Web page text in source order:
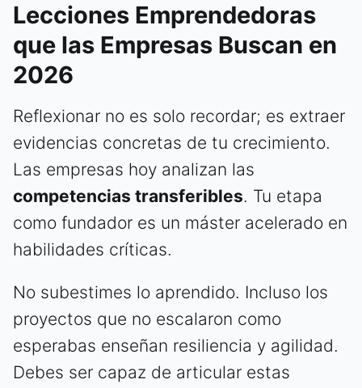
Lecciones Emprendedoras
que las Empresas Buscan en
2026
Reflexionar no es solo recordar; es extraer
evidencias concretas de tu crecimiento.
Las empresas hoy analizan las
competencias transferibles. Tu etapa
como fundador es un máster acelerado en
habilidades críticas.
No subestimes lo aprendido. Incluso los
proyectos que no escalaron como
esperabas enseñan resiliencia y agilidad.
Debes ser capaz de articular estas